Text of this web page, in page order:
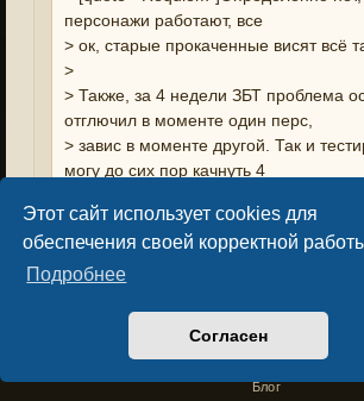
Этот сайт использует cookies для
обеспечения своей корректной
Подробнее
Согласен
Privacy PolicyLicense Agreement
Copyright © Sacralium Games 2023-
Блог